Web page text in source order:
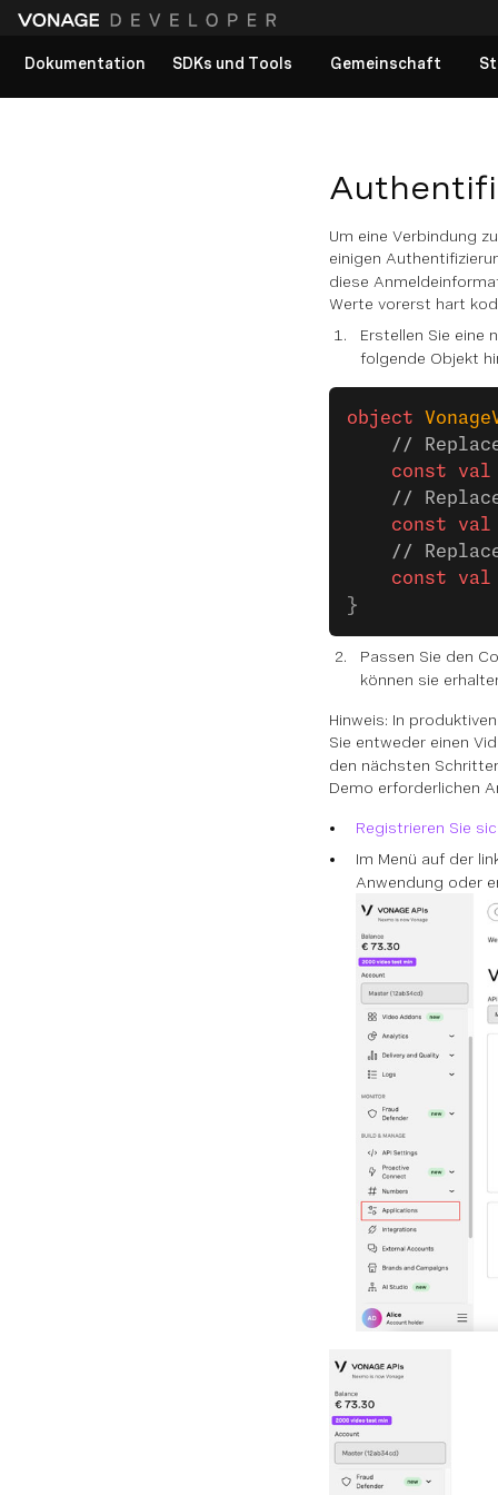
Dokumentation SDKs und Tools Gemeinschaft
Um eine Verbindung
einigen
diese
Werte vorerst hart
Erstellen Sie eine
folgende Objekt
object
//
    const
val
//
    const
val
//
    const
val
}
Passen Sie den
können sie
Hinweis: In
Sie entweder einen
den nächsten
Demo erforderlichen
Registrieren Sie
Im Menü auf der
Anwendung oder